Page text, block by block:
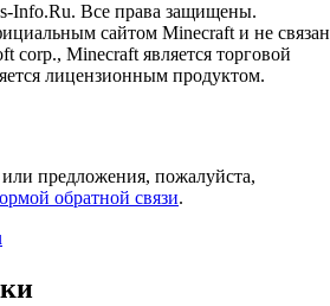
Info.Ru. Все права защищены.
сайтом Minecraft и не связан
corp., Minecraft является торговой
лицензионным продуктом.
предложения, пожалуйста,
обратной связи.